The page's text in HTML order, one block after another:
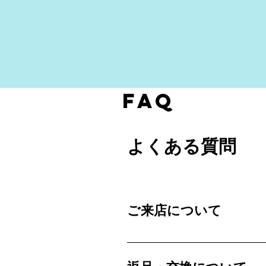
FAQ
よくある質問
ご来店について
当ショップはネットショップの